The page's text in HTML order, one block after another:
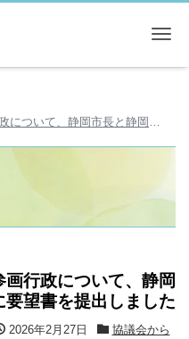
と静岡市会議長あてに要望書を提出しました
行政について、静岡
望書を提出しました
2026年2月27日 協議会から